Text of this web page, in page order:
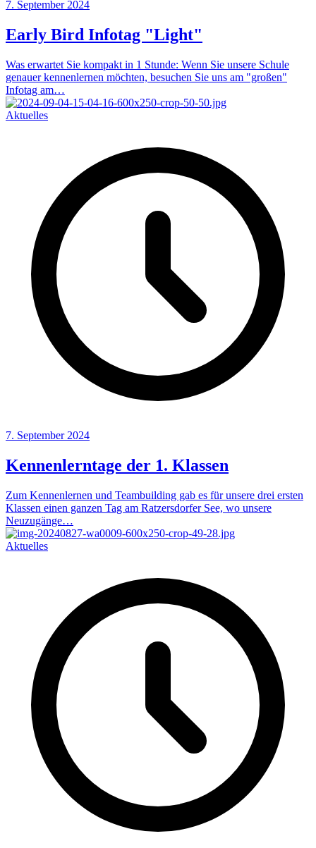
7. September 2024
Early Bird Infotag "Light"
Was erwartet Sie kompakt in 1 Stunde: Wenn Sie unsere Schule
genauer kennenlernen möchten, besuchen Sie uns am "großen"
Infotag am…
Aktuelles
7. September 2024
Kennenlerntage der 1. Klassen
Zum Kennenlernen und Teambuilding gab es für unsere drei ersten
Klassen einen ganzen Tag am Ratzersdorfer See, wo unsere
Neuzugänge…
Aktuelles